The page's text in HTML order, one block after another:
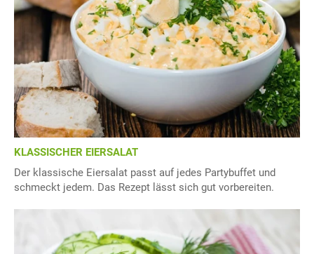
KLASSISCHER EIERSALAT
Der klassische Eiersalat passt auf jedes Partybuffet und
schmeckt jedem. Das Rezept lässt sich gut vorbereiten.